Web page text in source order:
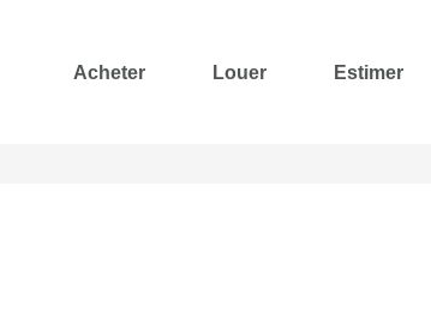
Acheter Louer Estimer